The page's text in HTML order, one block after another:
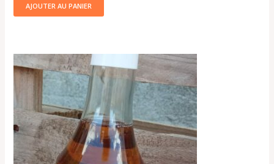
AJOUTER AU PANIER